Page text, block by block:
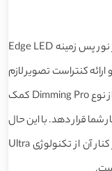
این تلویزیون همانند مدل سال گذشته خود از نور پس زمینه Edge LED
کنتراست تصویر لازم
در این تلویزیون، از تکنولوژی Local Dimming از نوع Dimming Pro کمک
شما قرار دهد. با این حال
ال جی تنها به این تکنولوژی اکتفا نکرده و در کنار آن از تکنولوژی Ultra